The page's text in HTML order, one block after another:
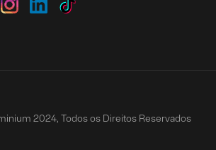
2024, Todos os Direitos Reservados